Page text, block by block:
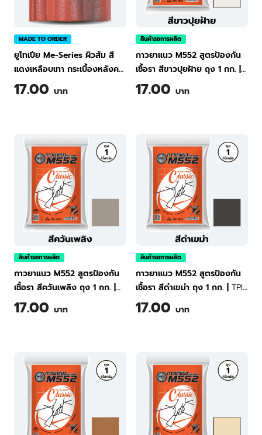
MADE TO ORDER
ยูโทเปีย Me-Series ผิวส้ม สี
แดงเหลือบเทา กระเบื้องหลังคา
คอนกรีต ทีพีไอ Green
17.00 บาท
สินค้ารอการผลิต
กาวยาแนว M552 สูตรป้องกัน
เชื้อรา สีขาวปุยฝ้าย ถุง 1 กก.
TPI Tile Grout Classic M552
(Cotton White) 1 kg
17.00 บาท
สินค้ารอการผลิต
กาวยาแนว M552 สูตรป้องกัน
เชื้อรา สีควันเพลิง ถุง 1 กก.
TPI Tile Grout Classic M552
(Smoking Gray) 1 kg
17.00 บาท
สินค้ารอการผลิต
กาวยาแนว M552 สูตรป้องกัน
เชื้อรา สีดำเขม่า ถุง 1 กก.
TPI
Tile Grout Classic M552
(Carbon Black) 1 kg
17.00 บาท